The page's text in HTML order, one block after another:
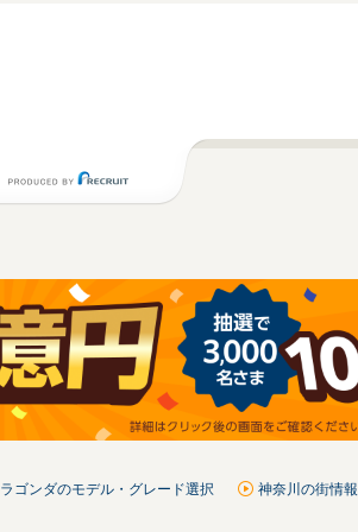
ラゴンダのモデル・グレード選択 神奈川の街情報